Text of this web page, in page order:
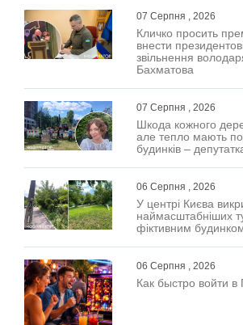
07 Серпня , 2026
Кличко просить
внести
звільнення
Бахматова
07 Серпня , 2026
Шкода кожного
але тепло мають
будинків –
06 Серпня , 2026
У центрі Києва
наймасштабніших
фіктивним
06 Серпня , 2026
Как быстро войти в